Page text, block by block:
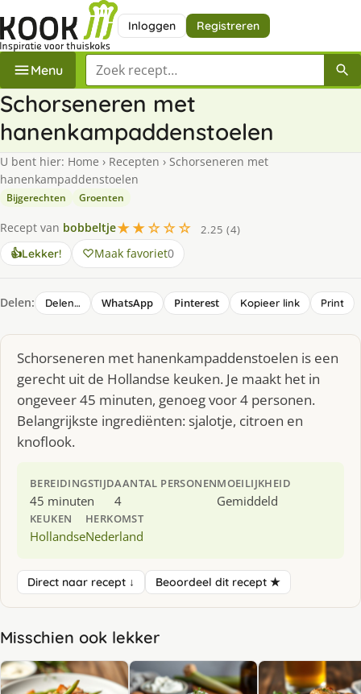
Inloggen Registreren
Menu Zoek een recept
Schorseneren met
hanenkampaddenstoelen
U bent hier: Home › Recepten › Schorseneren met
hanenkampaddenstoelen
Bijgerechten Groenten
Recept van bobbeltje★★☆☆☆
2.25 (4)
👍Lekker! Maak favoriet0
Delen: Delen… WhatsApp Pinterest Kopieer link Print
Schorseneren met hanenkampaddenstoelen is een
gerecht uit de Hollandse keuken. Je maakt het in
ongeveer 45 minuten, genoeg voor 4 personen.
Belangrijkste ingrediënten: sjalotje, citroen en
knoflook.
BEREIDINGSTIJD
45 minuten
AANTAL PERSONEN
4
MOEILIJKHEID
Gemiddeld
KEUKEN
Hollandse
HERKOMST
Nederland
Direct naar recept ↓ Beoordeel dit recept ★
Misschien ook lekker